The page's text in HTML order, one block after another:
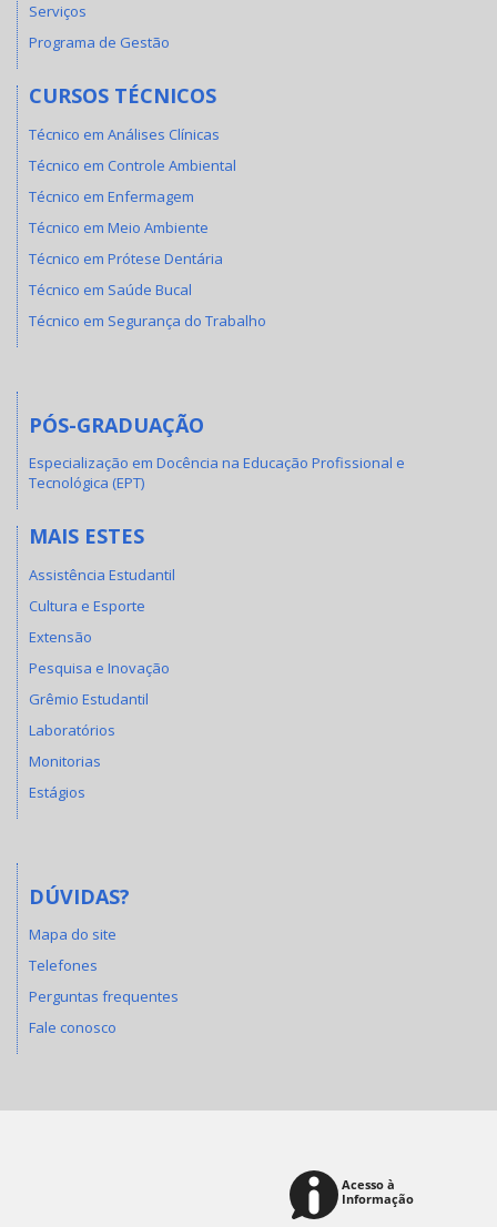
Serviços
Programa de Gestão
CURSOS TÉCNICOS
Técnico em Análises Clínicas
Técnico em Controle Ambiental
Técnico em Enfermagem
Técnico em Meio Ambiente
Técnico em Prótese Dentária
Técnico em Saúde Bucal
Técnico em Segurança do Trabalho
PÓS-GRADUAÇÃO
Especialização em Docência na Educação Profissional e
Tecnológica (EPT)
MAIS ESTES
Assistência Estudantil
Cultura e Esporte
Extensão
Pesquisa e Inovação
Grêmio Estudantil
Laboratórios
Monitorias
Estágios
DÚVIDAS?
Mapa do site
Telefones
Perguntas frequentes
Fale conosco